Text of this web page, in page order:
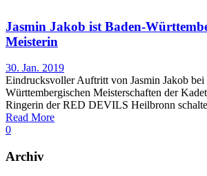
Jasmin Jakob ist Baden-
Meisterin
30. Jan. 2019
Eindrucksvoller Auftritt von Jasmin Jakob bei
Württembergischen Meisterschaften der
Ringerin der RED DEVILS Heilbronn
Read More
0
Archiv